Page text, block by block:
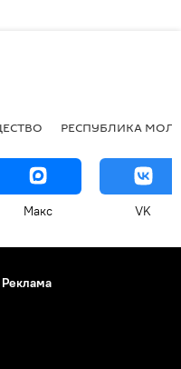
РЕСПУБЛИКА
Макс VK
Реклама